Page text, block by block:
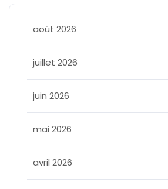
août 2026
juillet 2026
juin 2026
mai 2026
avril 2026